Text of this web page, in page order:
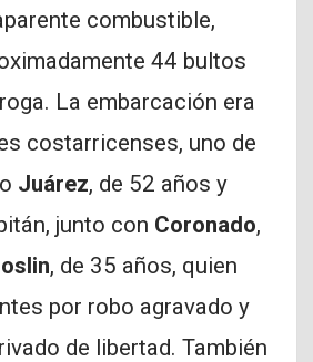
combustible,
44 bultos
La embarcación era
costarricenses, uno de
Juárez, de 52 años y
junto con Coronado,
, de 35 años, quien
por robo agravado y
de libertad. También